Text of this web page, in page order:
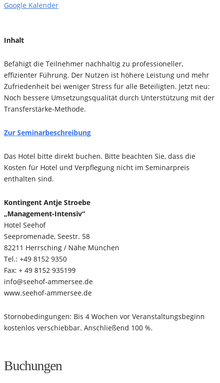
Google Kalender
Inhalt
Befähigt die Teilnehmer nachhaltig zu professioneller,
effizienter Führung. Der Nutzen ist höhere Leistung und mehr
Zufriedenheit bei weniger Stress für alle Beteiligten. Jetzt neu:
Noch bessere Umsetzungsqualität durch Unterstützung mit der
Transferstärke-Methode.
Zur Seminarbeschreibung
Das Hotel bitte direkt buchen. Bitte beachten Sie, dass die
Kosten für Hotel und Verpflegung nicht im Seminarpreis
enthalten sind.
Kontingent Antje Stroebe
„Management-Intensiv“
Hotel Seehof
Seepromenade, Seestr. 58
82211 Herrsching / Nähe München
Tel.: +49 8152 9350
Fax: + 49 8152 935199
info@seehof-ammersee.de
www.seehof-ammersee.de
Stornobedingungen: Bis 4 Wochen vor Veranstaltungsbeginn
kostenlos verschiebbar. Anschließend 100 %.
Buchungen